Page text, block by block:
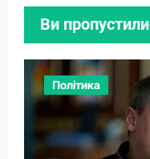
Ви пропустили
Політика